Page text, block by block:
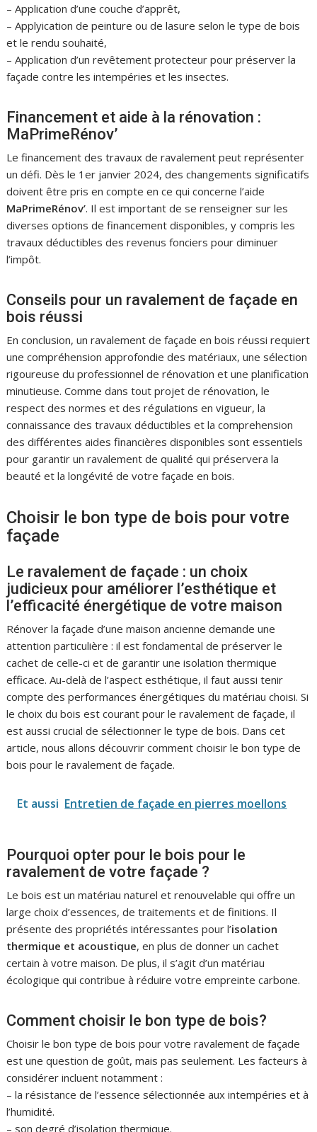
– Application d’une couche d’apprêt,
– Applyication de peinture ou de lasure selon le type de bois
et le rendu souhaité,
– Application d’un revêtement protecteur pour préserver la
façade contre les intempéries et les insectes.
Financement et aide à la rénovation :
MaPrimeRénov’
Le financement des travaux de ravalement peut représenter
un défi. Dès le 1er janvier 2024, des changements significatifs
doivent être pris en compte en ce qui concerne l’aide
MaPrimeRénov’. Il est important de se renseigner sur les
diverses options de financement disponibles, y compris les
travaux déductibles des revenus fonciers pour diminuer
l’impôt.
Conseils pour un ravalement de façade en
bois réussi
En conclusion, un ravalement de façade en bois réussi requiert
une compréhension approfondie des matériaux, une sélection
rigoureuse du professionnel de rénovation et une planification
minutieuse. Comme dans tout projet de rénovation, le
respect des normes et des régulations en vigueur, la
connaissance des travaux déductibles et la comprehension
des différentes aides financières disponibles sont essentiels
pour garantir un ravalement de qualité qui préservera la
beauté et la longévité de votre façade en bois.
Choisir le bon type de bois pour votre
façade
Le ravalement de façade : un choix
judicieux pour améliorer l’esthétique et
l’efficacité énergétique de votre maison
Rénover la façade d’une maison ancienne demande une
attention particulière : il est fondamental de préserver le
cachet de celle-ci et de garantir une isolation thermique
efficace. Au-delà de l’aspect esthétique, il faut aussi tenir
compte des performances énergétiques du matériau choisi. Si
le choix du bois est courant pour le ravalement de façade, il
est aussi crucial de sélectionner le type de bois. Dans cet
article, nous allons découvrir comment choisir le bon type de
bois pour le ravalement de façade.
Et aussi Entretien de façade en pierres moellons
Pourquoi opter pour le bois pour le
ravalement de votre façade ?
Le bois est un matériau naturel et renouvelable qui offre un
large choix d’essences, de traitements et de finitions. Il
présente des propriétés intéressantes pour l’isolation
thermique et acoustique, en plus de donner un cachet
certain à votre maison. De plus, il s’agit d’un matériau
écologique qui contribue à réduire votre empreinte carbone.
Comment choisir le bon type de bois?
Choisir le bon type de bois pour votre ravalement de façade
est une question de goût, mais pas seulement. Les facteurs à
considérer incluent notamment :
– la résistance de l’essence sélectionnée aux intempéries et à
l’humidité.
– son degré d’isolation thermique.